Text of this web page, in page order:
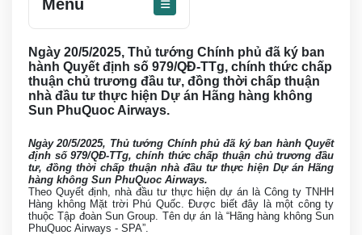
Menu
Ngày 20/5/2025, Thủ tướng Chính phủ đã ký ban
hành Quyết định số 979/QĐ-TTg, chính thức chấp
thuận chủ trương đầu tư, đồng thời chấp thuận
nhà đầu tư thực hiện Dự án Hãng hàng không
Sun PhuQuoc Airways.
Ngày 20/5/2025, Thủ tướng Chính phủ đã ký ban hành Quyết
định số 979/QĐ-TTg, chính thức chấp thuận chủ trương đầu
tư, đồng thời chấp thuận nhà đầu tư thực hiện Dự án Hãng
hàng không Sun PhuQuoc Airways.
Theo Quyết định, nhà đầu tư thực hiện dự án là Công ty TNHH
Hàng không Mặt trời Phú Quốc. Được biết đây là một công ty
thuộc Tập đoàn Sun Group. Tên dự án là “Hãng hàng không Sun
PhuQuoc Airways - SPA”.